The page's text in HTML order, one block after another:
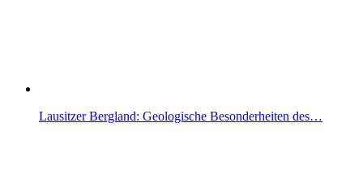
Lausitzer Bergland: Geologische Besonderheiten des…